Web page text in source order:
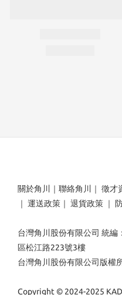
關於角川 ｜ 聯絡角川 ｜ 徵才
｜ 運送政策 ｜ 退貨政策 ｜
台灣角川股份有限公司 統
區松江路223號3樓
台灣角川股份有限公司版權
Copyright © 2024-2025